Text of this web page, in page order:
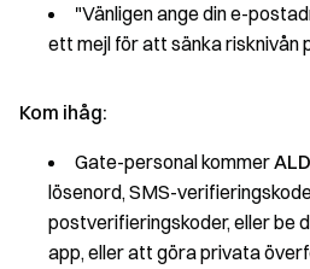
"Vänligen ange din e-
ett mejl för att sänka risknivån
Kom ihåg:
Gate-personal kommer
lösenord, SMS-
postverifieringskoder, eller be
app, eller att göra privata